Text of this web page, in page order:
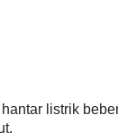
listrik